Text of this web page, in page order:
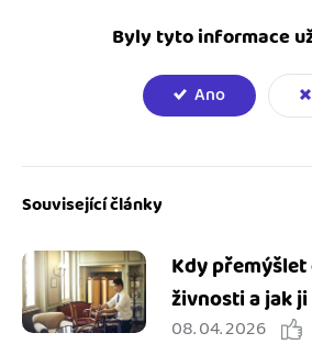
Byly tyto informace
Ano
Související články
Kdy
živnosti a jak
08. 04. 2026